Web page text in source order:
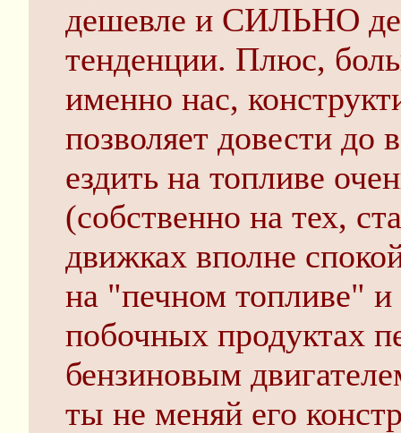
дешевле и СИЛЬНО
тенденции. Плюс,
именно нас,
позволяет довести до
ездить на топливе
(собственно на тех,
движках вполне
на "печном топливе"
побочных продуктах
бензиновым
ты не меняй его